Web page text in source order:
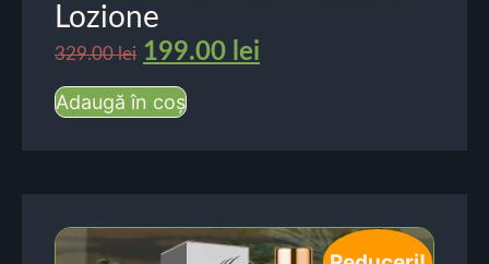
Lozione
329.00lei 199.00 lei
Adaugă în coș